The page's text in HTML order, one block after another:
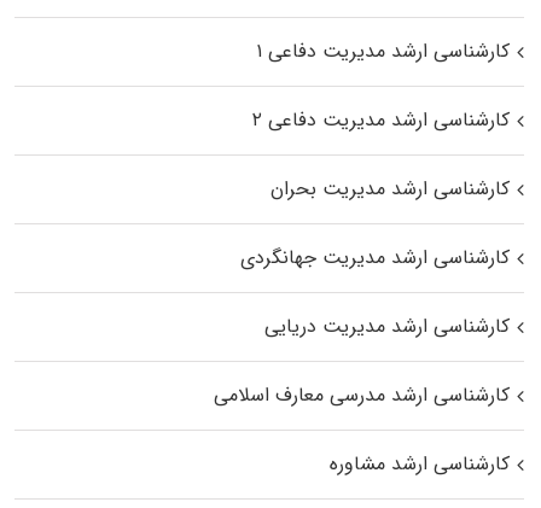
کارشناسی ارشد مدیریت دفاعی ۱
کارشناسی ارشد مدیریت دفاعی ۲
کارشناسی ارشد مدیریت بحران
کارشناسی ارشد مدیریت جهانگردی
کارشناسی ارشد مدیریت دریایی
کارشناسی ارشد مدرسی معارف اسلامی
کارشناسی ارشد مشاوره